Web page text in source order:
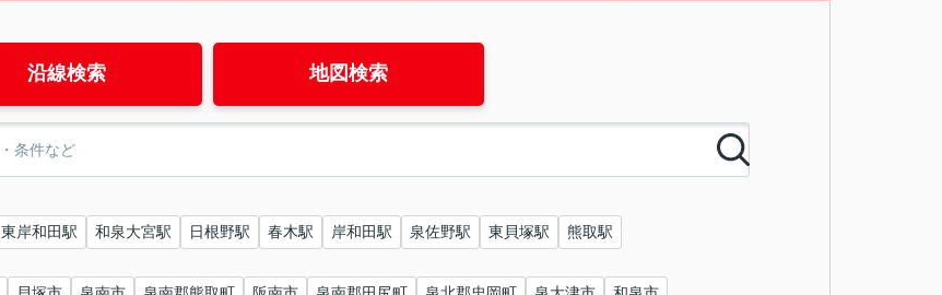
沿線検索 地図検索
東岸和田駅 和泉大宮駅 日根野駅 春木駅 岸和田駅 泉佐野駅 東貝塚駅 熊取駅